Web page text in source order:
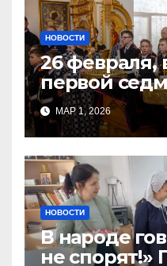
НОВОСТИ
26 февраля,
первой
Поста, в
храме
МАР 1, 2026
НОВОСТИ
В народе
не спорят!» Педагоги